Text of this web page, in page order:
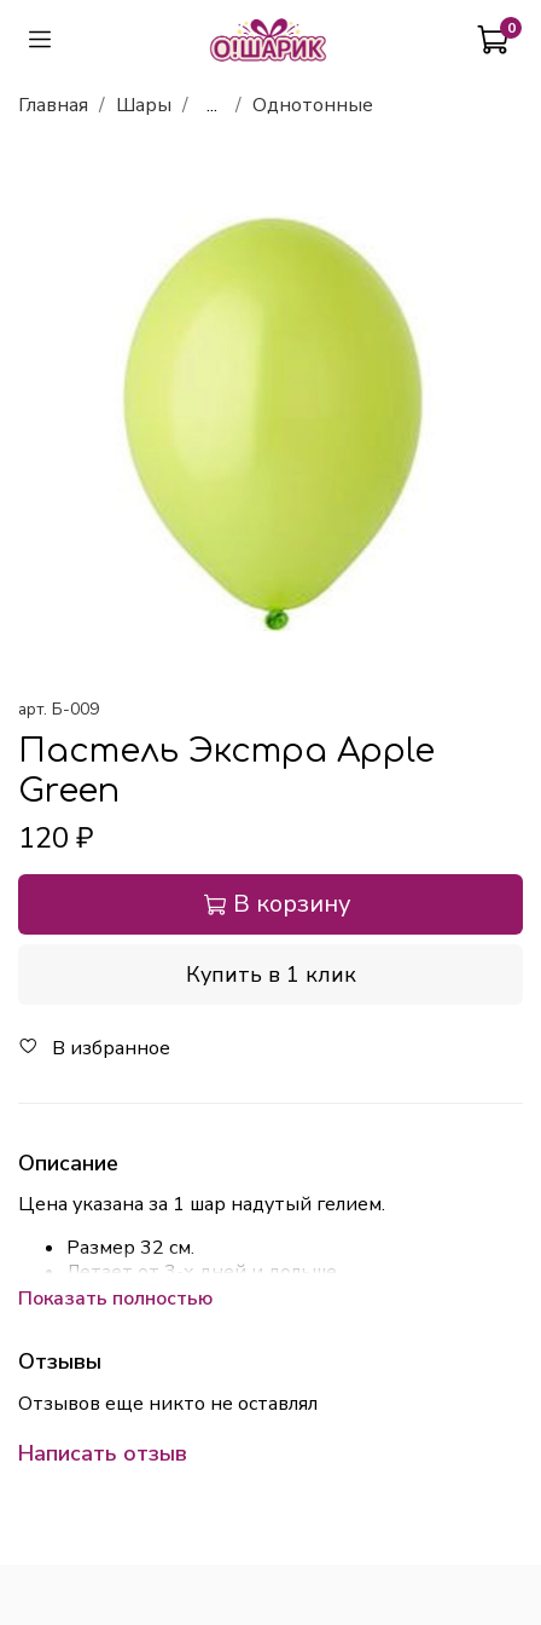
0
Главная Шары ... Однотонные
арт. Б-009
Пастель Экстра Apple
Green
120 ₽
В корзину
Купить в 1 клик
В избранное
Описание
Цена указана за 1 шар надутый гелием.
Размер 32 см.
Летает от 3-х дней и дольше
Все шары обрабатываем средством для
Показать полностью
Отзывы
Отзывов еще никто не оставлял
Написать отзыв